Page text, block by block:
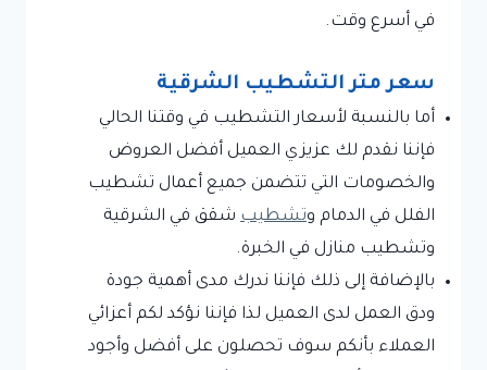
في أسرع وقت.
سعر متر التشطيب الشرقية
أما بالنسبة لأسعار التشطيب في وقتنا الحالي
فإننا نقدم لك عزيزي العميل أفضل العروض
والخصومات التي تتضمن جميع أعمال تشطيب
الفلل في الدمام وتشطيب شقق في الشرقية
وتشطيب منازل في الخبرة.
بالإضافة إلى ذلك فإننا ندرك مدى أهمية جودة
ودق العمل لدى العميل لذا فإننا نؤكد لكم أعزائي
العملاء بأنكم سوف تحصلون على أفضل وأجود